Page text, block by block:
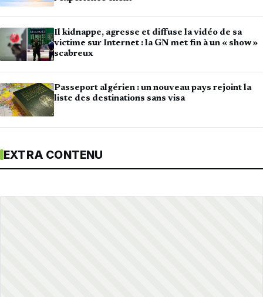
Il kidnappe, agresse et diffuse la vidéo de sa
victime sur Internet : la GN met fin à un « show »
scabreux
Passeport algérien : un nouveau pays rejoint la
liste des destinations sans visa
EXTRA CONTENU